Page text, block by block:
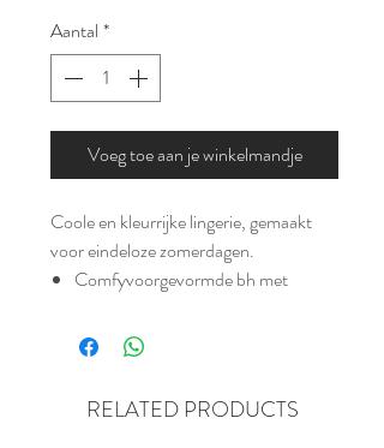
Aantal *
Voeg toe aan je winkelmandje
Coole en kleurrijke lingerie, gemaakt
voor eindeloze zomerdagen.
Comfyvoorgevormde bh met
Stijlvol, niet-transparant design
Schouderbandjes om te laten zien
In fris en flatterend blauw
RELATED PRODUCTS